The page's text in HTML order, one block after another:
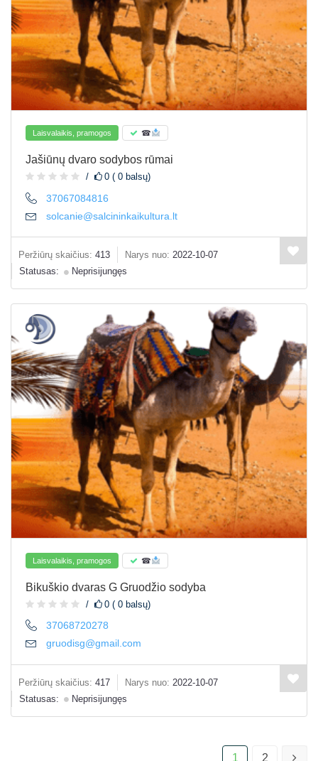
Laisvalaikis, pramogos ☎
Jašiūnų dvaro sodybos rūmai
0 ( 0 balsų)
37067084816
solcanie@salcininkaikultura.lt
Peržiūrų skaičius: 413 Narys nuo: 2022-10-07
Statusas:
Neprisijungęs
Laisvalaikis, pramogos ☎
Bikuškio dvaras G Gruodžio sodyba
0 ( 0 balsų)
37068720278
gruodisg@gmail.com
Peržiūrų skaičius: 417 Narys nuo: 2022-10-07
Statusas:
Neprisijungęs
1 2